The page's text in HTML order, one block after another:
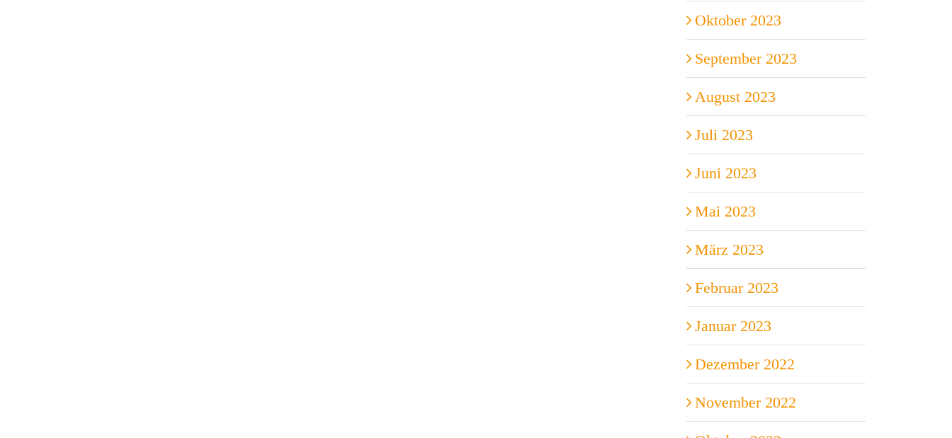
Oktober 2023
September 2023
August 2023
Juli 2023
Juni 2023
Mai 2023
März 2023
Februar 2023
Januar 2023
Dezember 2022
November 2022